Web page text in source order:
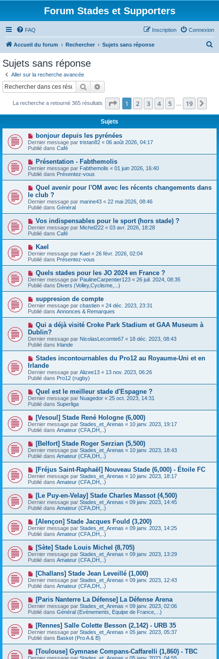
Forum Stades et Supporters
FAQ Connexion
Inscription
Accueil du forum Rechercher Sujets sans réponse
c
Sujets sans réponse
Aller sur la recherche avancée
Rechercher
La recherche a retourné 365 résultats Page 1sur19
1 2 3 4 5 19
Sujets
N
o
u
v
e
a
u
m
e
s
s
a
g
e
bonjour depuis les pyrénées
Dernier message par tristan82 « 06 août 2026, 04:17
Publié dans Café
N
o
u
v
a
u
m
e
s
s
g
e
Présentation - Fabthemolis
Dernier message par Fabthemolis « 01 juin 2026, 16:40
Publié dans Présentez-vous
N
u
v
e
a
u
m
e
s
s
a
g
e
Quel avenir pour l'OM avec les récents changements dans
le club ?
Dernier message par marine43 « 22 mai 2026, 08:46
Publié dans Général
N
o
u
v
e
a
u
m
e
s
s
a
g
Vos indispensables pour le sport (hors stade) ?
Dernier message par Michel222 « 03 avr. 2026, 18:28
Publié dans Café
N
o
u
v
a
u
m
e
s
s
a
g
e
Kael
Dernier message par Kael « 26 févr. 2026, 02:04
Publié dans Présentez-vous
N
o
u
v
a
u
m
e
s
s
a
g
e
Quels stades pour les JO 2024 en France ?
Dernier message par PaulineCarpentier123 « 26 juil. 2024, 08:35
Publié dans Divers (Volley,Cyclisme,...)
N
o
u
v
a
u
m
e
s
s
a
g
e
suppresion de compte
Dernier message par cbastien « 24 déc. 2023, 23:31
Publié dans Annonces & Remarques
N
u
v
e
a
u
m
e
s
a
g
e
Qui a déjà visité Croke Park Stadium et GAA Museum à
Dublin?
Dernier message par NicolasLecomte67 « 18 déc. 2023, 08:43
Publié dans Irlande
N
o
u
v
e
a
u
m
e
s
s
a
g
e
Stades incontournables du Pro12 au Royaume-Uni et en
Irlande
Dernier message par Alizee13 « 13 nov. 2023, 06:26
Publié dans Pro12 (rugby)
N
o
u
v
e
u
m
e
s
a
g
e
Quel est le meilleur stade d'Espagne ?
Dernier message par Nuagedor « 25 oct. 2023, 14:31
Publié dans Superliga
N
o
u
v
e
u
m
e
s
a
g
e
[Vesoul] Stade René Hologne (6,000)
Dernier message par Stades_et_Arenas « 10 janv. 2023, 19:17
Publié dans Amateur (CFA,DH,..)
N
o
u
v
e
u
m
e
s
a
g
e
[Belfort] Stade Roger Serzian (5,500)
Dernier message par Stades_et_Arenas « 10 janv. 2023, 18:43
Publié dans Amateur (CFA,DH,..)
N
o
u
v
e
u
m
e
s
a
g
e
[Fréjus Saint-Raphaël] Nouveau Stade (6,000) - Étoile FC
Dernier message par Stades_et_Arenas « 10 janv. 2023, 18:17
Publié dans Amateur (CFA,DH,..)
N
o
u
v
e
u
m
e
s
a
g
e
[Le Puy-en-Velay] Stade Charles Massot (4,500)
Dernier message par Stades_et_Arenas « 09 janv. 2023, 14:45
Publié dans Amateur (CFA,DH,..)
N
o
u
v
e
u
m
e
s
a
g
e
[Alençon] Stade Jacques Fould (3,200)
Dernier message par Stades_et_Arenas « 09 janv. 2023, 14:25
Publié dans Amateur (CFA,DH,..)
N
o
u
v
e
u
m
e
s
a
g
e
[Sète] Stade Louis Michel (8,705)
Dernier message par Stades_et_Arenas « 09 janv. 2023, 13:29
Publié dans Amateur (CFA,DH,..)
N
o
u
v
e
u
m
e
s
a
g
e
[Challans] Stade Jean Leveillé (1,000)
Dernier message par Stades_et_Arenas « 09 janv. 2023, 12:43
Publié dans Amateur (CFA,DH,..)
N
o
u
v
e
u
m
e
s
[Paris Nanterre La Défense] La Défense Arena
Dernier message par Stades_et_Arenas « 09 janv. 2023, 02:06
Publié dans Général (Evénements, Equipe de France,...)
N
o
u
v
e
[Rennes] Salle Colette Besson (2,142) - URB 35
Dernier message par Stades_et_Arenas « 05 janv. 2023, 05:37
Publié dans Basket (Pro A & B)
N
o
[Toulouse] Gymnase Compans-Caffarelli (1,860) - TBC
Dernier message par Stades_et_Arenas « 05 janv. 2023, 04:55